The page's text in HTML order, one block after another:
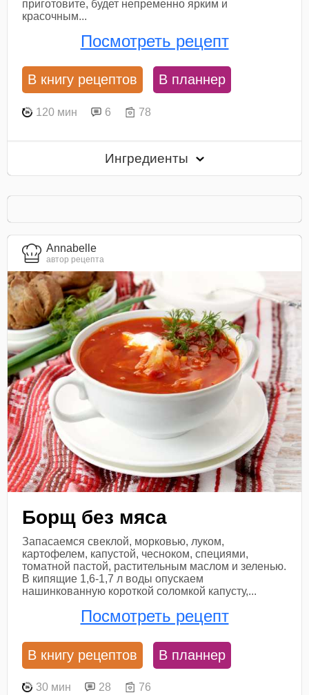
приготовите, будет непременно ярким и
красочным...
Посмотреть рецепт
В книгу рецептов В планнер
120 мин 6 78
Ингредиенты
Annabelle
автор рецепта
Борщ без мяса
Запасаемся свеклой, морковью, луком,
картофелем, капустой, чесноком, специями,
томатной пастой, растительным маслом и зеленью.
В кипящие 1,6-1,7 л воды опускаем
нашинкованную короткой соломкой капусту,...
Посмотреть рецепт
В книгу рецептов В планнер
30 мин 28 76